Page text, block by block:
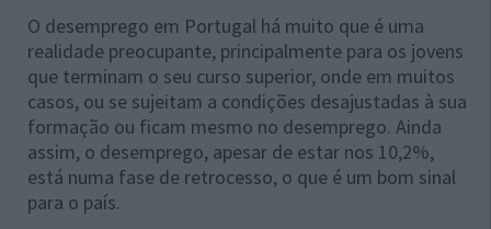
O desemprego em Portugal há muito que é uma
realidade preocupante, principalmente para os jovens
que terminam o seu curso superior, onde em muitos
casos, ou se sujeitam a condições desajustadas à sua
formação ou ficam mesmo no desemprego. Ainda
assim, o desemprego, apesar de estar nos 10,2%,
está numa fase de retrocesso, o que é um bom sinal
para o país.